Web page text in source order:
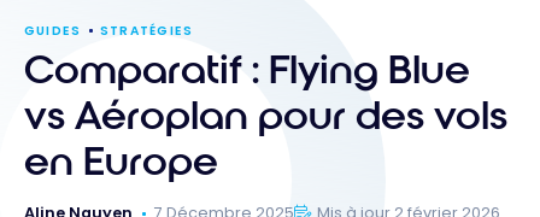
GUIDES STRATÉGIES
Comparatif : Flying Blue
vs Aéroplan pour des vols
en Europe
Aline Nguyen 7 Décembre 2025 Mis à jour 2 février 2026